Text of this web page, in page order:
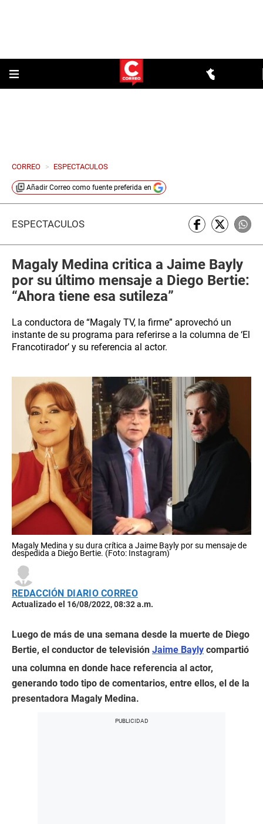
CORREO > ESPECTACULOS
Añadir Correo como fuente preferida en
ESPECTÁCULOS
Magaly Medina critica a Jaime Bayly
por su último mensaje a Diego Bertie:
“Ahora tiene esa sutileza”
La conductora de “Magaly TV, la firme” aprovechó un
instante de su programa para referirse a la columna de ‘El
Francotirador’ y su referencia al actor.
Magaly Medina y su dura crítica a Jaime Bayly por su mensaje de
despedida a Diego Bertie. (Foto: Instagram)
REDACCIÓN DIARIO CORREO
Actualizado el 16/08/2022, 08:32 a.m.
Luego de más de una semana desde la muerte de Diego
Bertie, el conductor de televisión Jaime Bayly compartió
una columna en donde hace referencia al actor,
generando todo tipo de comentarios, entre ellos, el de la
presentadora Magaly Medina.